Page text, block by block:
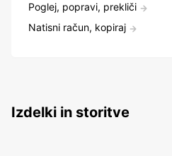
Poglej, popravi, prekliči
Natisni račun, kopiraj
Izdelki in storitve